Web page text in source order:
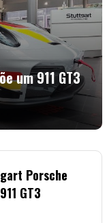
um 911 GT3
Porsche
GT3